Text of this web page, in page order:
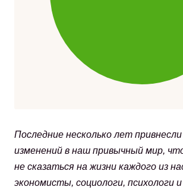
Последние несколько лет
изменений в наш привычный мир,
не сказаться на жизни каждого из
экономисты, социологи, психологи